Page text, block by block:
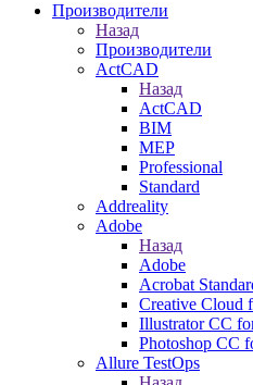
Производители
Назад
Производители
ActCAD
Назад
ActCAD
BIM
MEP
Professional
Standard
Addreality
Adobe
Назад
Adobe
Acrobat
Creative Cloud
Illustrator CC
Photoshop CC
Allure TestOps